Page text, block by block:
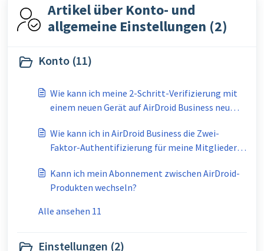
Artikel über Konto- und
allgemeine Einstellungen (2)
Konto (11)
Wie kann ich meine 2-Schritt-Verifizierung mit
einem neuen Gerät auf AirDroid Business neu
Wie kann ich in AirDroid Business die Zwei-
Faktor-Authentifizierung für meine Mitglieder
Kann ich mein Abonnement zwischen AirDroid-
Produkten wechseln?
Alle ansehen 11
Einstellungen (2)